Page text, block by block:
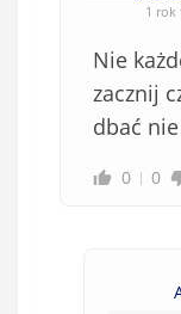
1 rok
Nie
zacznij
dbać
0 0